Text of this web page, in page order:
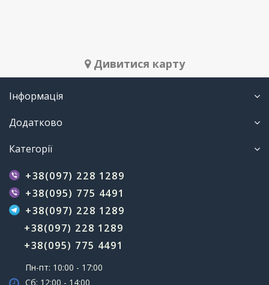
Дивитися карту
Інформація
Додатково
Категорії
+38(097) 228 1289
+38(095) 775 4491
+38(097) 228 1289
+38(097) 228 1289
+38(095) 775 4491
Пн-пт: 10:00 - 17:00
Сб: 12:00 - 14:00